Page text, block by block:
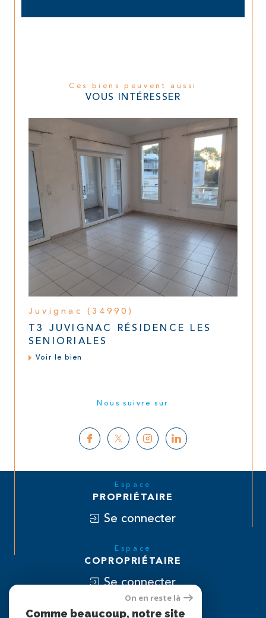
Ces biens peuvent aussi
VOUS INTÉRESSER
Juvignac (34990)
T3 JUVIGNAC RÉSIDENCE LES
SENIORIALES
Voir le bien
Nous suivre sur
Espace
PROPRIÉTAIRE
Se connecter
Espace
COPROPRIÉTAIRE
Se connecter
Nous
On en reste là
Comme beaucoup, notre site